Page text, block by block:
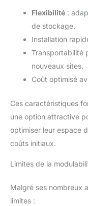
Flexibilité :
de stockage.
Installation
Transportabilité
nouveaux sites.
Coût optimisé
Ces caractéristiques
une option attractive
optimiser leur espace
coûts initiaux.
Limites de la
Malgré ses nombreux
limites :